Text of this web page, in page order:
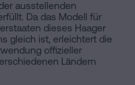
ausstellenden
Da das Modell für
dieses Haager
gleich ist, erleichtert die
offizieller
Ländern